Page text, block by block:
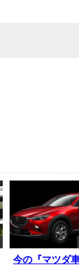
今の『マツダ